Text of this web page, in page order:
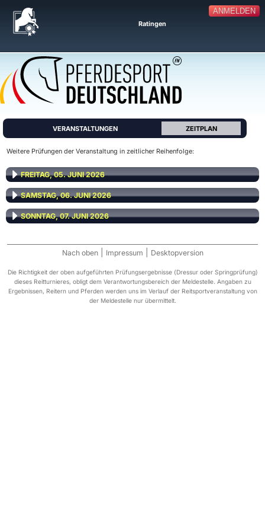
ANMELDEN
Ratingen
VERANSTALTUNGEN ZEITPLAN
Weitere Prüfungen der Veranstaltung in zeitlicher Reihenfolge:
FREITAG, 05. JUNI 2026
SAMSTAG, 06. JUNI 2026
SONNTAG, 07. JUNI 2026
Nach oben Impressum Desktopversion
Die Richtigkeit der oben aufgeführten Prüfungsergebnisse (Dressur oder Springprüfung)
dieses Reitturnieres, obligt dem Verantwortungsbereich der Meldestelle. Angaben zu
Ergebnissen, Reitern und Pferden werden uns im Verlauf der Reitsportveranstaltung von
der Meldestelle nur übermittelt.